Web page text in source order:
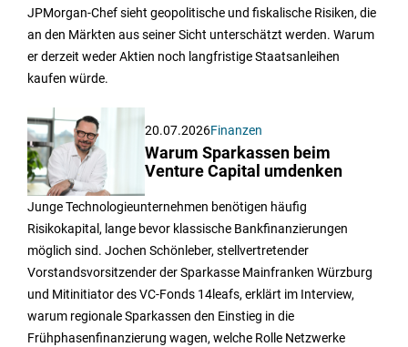
JPMorgan-Chef sieht geopolitische und fiskalische Risiken, die
an den Märkten aus seiner Sicht unterschätzt werden. Warum
er derzeit weder Aktien noch langfristige Staatsanleihen
kaufen würde.
20.07.2026Finanzen
Warum Sparkassen beim
Venture Capital umdenken
Junge Technologieunternehmen benötigen häufig
Risikokapital, lange bevor klassische Bankfinanzierungen
möglich sind. Jochen Schönleber, stellvertretender
Vorstandsvorsitzender der Sparkasse Mainfranken Würzburg
und Mitinitiator des VC-Fonds 14leafs, erklärt im Interview,
warum regionale Sparkassen den Einstieg in die
Frühphasenfinanzierung wagen, welche Rolle Netzwerke